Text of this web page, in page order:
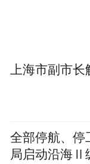
联合国教科
庆典活动由
(UCA)会长
上海市副市
全部停航、停
局启动沿海Ⅱ